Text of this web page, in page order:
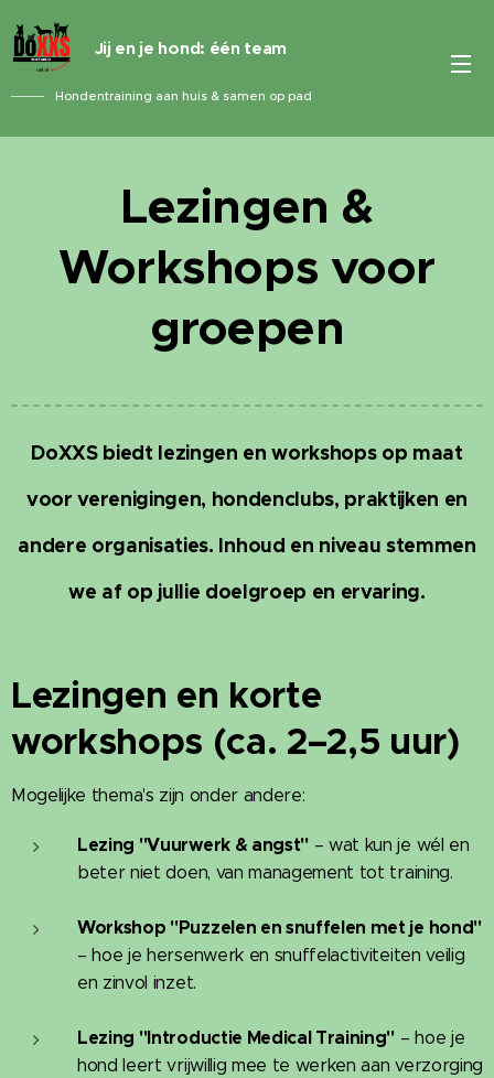
Jij en je hond: één team
Hondentraining aan huis & samen op pad
Lezingen &
Workshops voor
groepen
DoXXS biedt lezingen en workshops op maat
voor verenigingen, hondenclubs, praktijken en
andere organisaties. Inhoud en niveau stemmen
we af op jullie doelgroep en ervaring.
Lezingen en korte
workshops (ca. 2–2,5 uur)
Mogelijke thema's zijn onder andere:
Lezing "Vuurwerk & angst" – wat kun je wél en
beter niet doen, van management tot training.
Workshop "Puzzelen en snuffelen met je hond"
– hoe je hersenwerk en snuffelactiviteiten veilig
en zinvol inzet.
Lezing "Introductie Medical Training" – hoe je
hond leert vrijwillig mee te werken aan verzorging